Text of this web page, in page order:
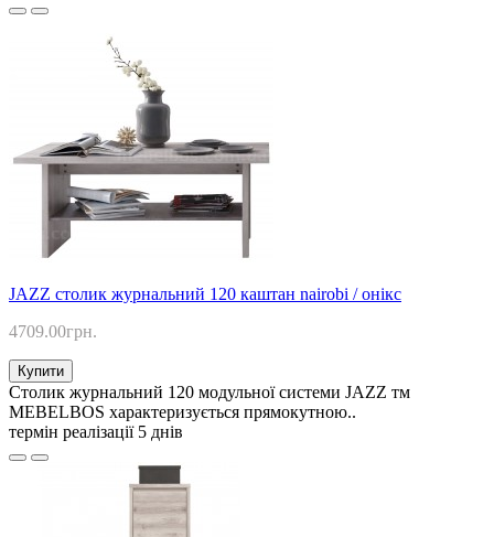
JAZZ столик журнальний 120 каштан nairobi / онікс
4709.00грн.
Купити
Столик журнальний 120 модульної системи JAZZ тм
MEBELBOS характеризується прямокутною..
термін реалізації 5 днів